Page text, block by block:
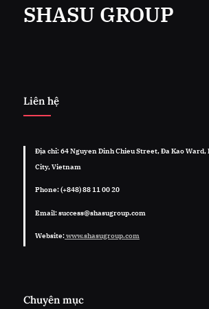
SHASU GROUP
Liên hệ
Địa chỉ: 64 Nguyen Dinh Chieu Street, Đa Kao
City, Vietnam
Phone: (+848) 88 11 00 20
Email: success@shasugroup.com
Website:www.shasugroup.com
Chuyên mục